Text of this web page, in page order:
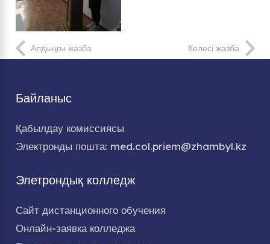
Алдыңғы жазба Келесі жазба
Байланыс
Қабылдау комиссиясы
Электронды пошта: med.col.priem@zhambyl.kz
Элетрондық колледж
Сайт дистанционного обучения
Онлайн-заявка колледжа